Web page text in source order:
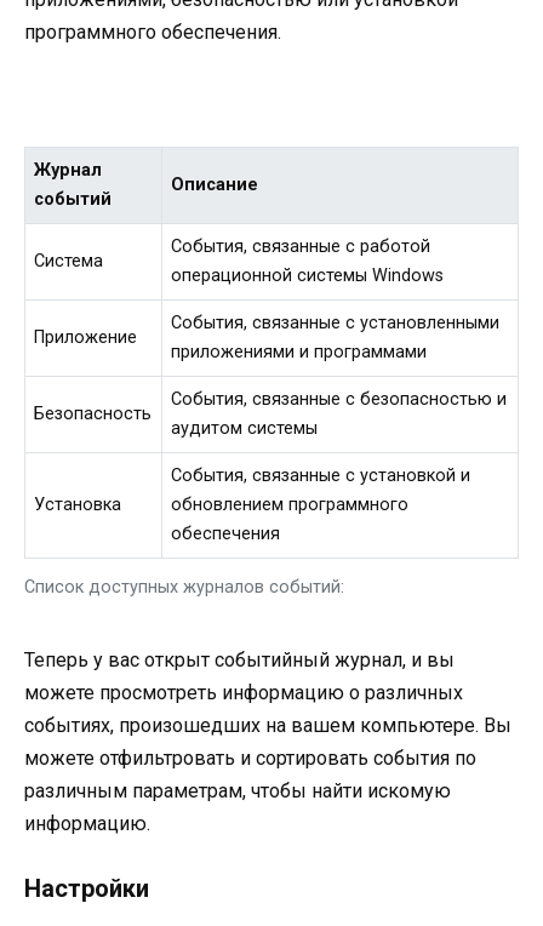
программного обеспечения.
Список доступных журналов событий:
Журнал
событий
Описание
Система
События, связанные с работой
операционной системы Windows
Приложение
События, связанные с установленными
приложениями и программами
Безопасность
События, связанные с безопасностью и
аудитом системы
Установка
События, связанные с установкой и
обновлением программного
обеспечения
Теперь у вас открыт событийный журнал, и вы
можете просмотреть информацию о различных
событиях, произошедших на вашем компьютере. Вы
можете отфильтровать и сортировать события по
различным параметрам, чтобы найти искомую
информацию.
Настройки